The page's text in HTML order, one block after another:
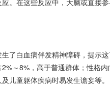
。在这些反应中，大脑或直接
了白血病伴发精神障碍，提示
～8%，高于普通群体；性格
儿童躯体疾病时易发生谵妄等。